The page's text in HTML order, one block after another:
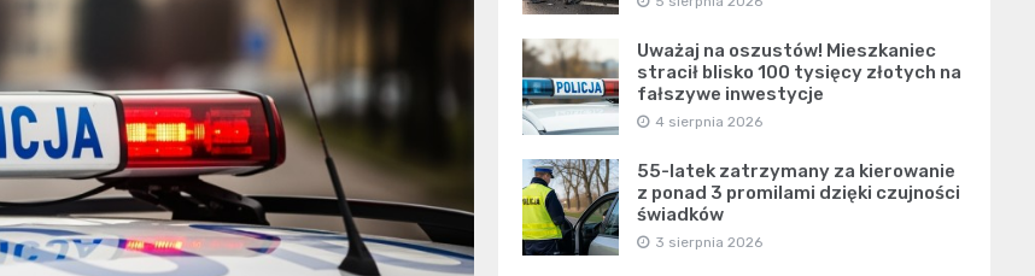
Uważaj na oszustów! Mieszkaniec
stracił blisko 100 tysięcy złotych na
fałszywe inwestycje
4 sierpnia 2026
55-latek zatrzymany za kierowanie
z ponad 3 promilami dzięki czujności
świadków
3 sierpnia 2026